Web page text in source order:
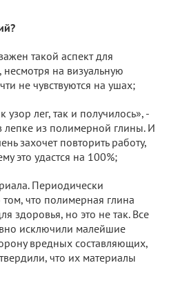
такой аспект для
несмотря на визуальную
не чувствуются на ушах;
узор лег, так и получилось», -
лепке из полимерной глины. И
захочет повторить работу,
это удастся на 100%;
Периодически
что полимерная глина
здоровья, но это не так. Все
исключили малейшие
вредных составляющих,
что их материалы